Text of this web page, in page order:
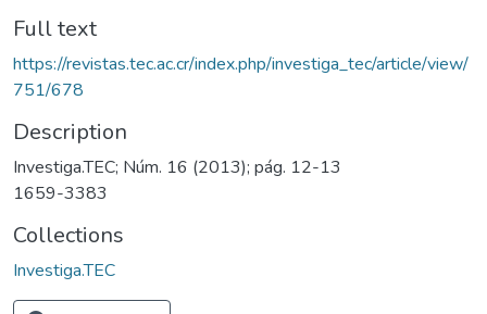
Full text
https://revistas.tec.ac.cr/index.php/investiga_tec/article/view/
751/678
Description
Investiga.TEC; Núm. 16 (2013); pág. 12-13
1659-3383
Collections
Investiga.TEC